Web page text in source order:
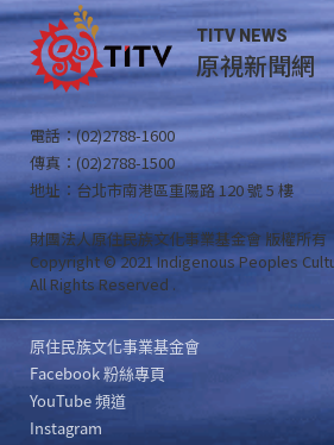
TITV NEWS
原視新聞網
電話：(02)2788-1600
傳真：(02)2788-1500
地址：台北市南港區重陽路 120 號 5 樓
財團法人原住民族文化事業基金會 版權所有
Copyright © 2021 Indigenous Peoples
All Rights Reserved .
原住民族文化事業基金會
Facebook 粉絲專頁
YouTube 頻道
Instagram